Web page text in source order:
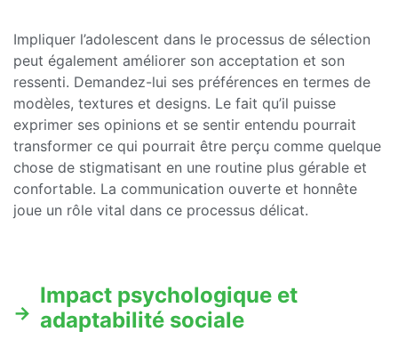
Impliquer l’adolescent dans le processus de sélection
peut également améliorer son acceptation et son
ressenti. Demandez-lui ses préférences en termes de
modèles, textures et designs. Le fait qu’il puisse
exprimer ses opinions et se sentir entendu pourrait
transformer ce qui pourrait être perçu comme quelque
chose de stigmatisant en une routine plus gérable et
confortable. La communication ouverte et honnête
joue un rôle vital dans ce processus délicat.
Impact psychologique et
adaptabilité sociale